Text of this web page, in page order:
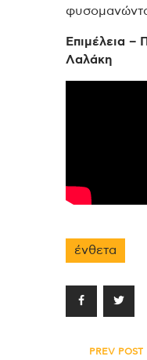
Επιμέλεια –
Λαλάκη
ένθετα
PREV POST